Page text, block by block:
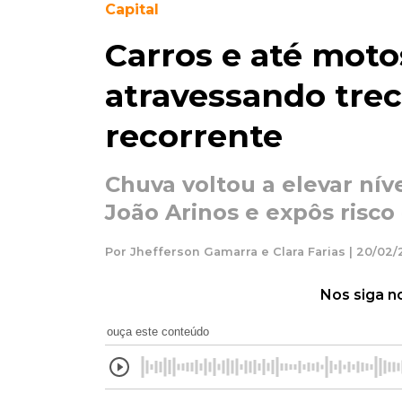
Capital
Carros e até
atravessando
recorrente
Chuva voltou a elevar
João Arinos e expôs
Por Jhefferson Gamarra e Clara Farias | 20/02/
Nos siga
ouça este conteúdo